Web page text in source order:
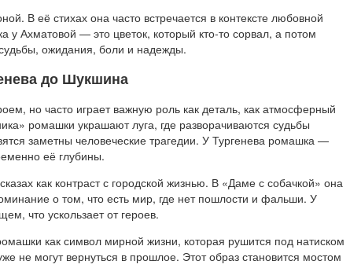
В её стихах она часто встречается в контексте любовной
у Ахматовой — это цветок, который кто-то сорвал, а потом
ожидания, боли и надежды.
до Шукшина
но часто играет важную роль как деталь, как атмосферный
ромашки украшают луга, где разворачиваются судьбы
заметны человеческие трагедии. У Тургенева ромашка —
её глубины.
как контраст с городской жизнью. В «Даме с собачкой» она
о том, что есть мир, где нет пошлости и фальши. У
что ускользает от героев.
как символ мирной жизни, которая рушится под натиском
не могут вернуться в прошлое. Этот образ становится мостом